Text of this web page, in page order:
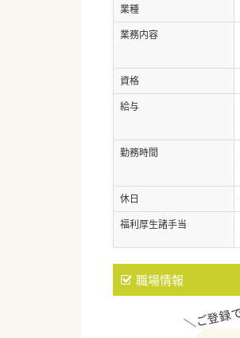
業種
業務内容
資格
給与
勤務時間
休日
福利厚生諸手当
職場情報